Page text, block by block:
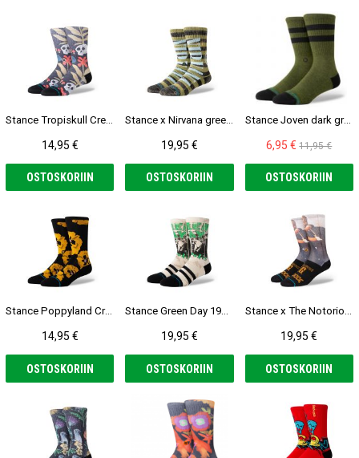
14,95 €
OSTOSKORIIN
19,95 €
OSTOSKORIIN
Stance Joven dark green Sukat
6,95 € 11,95 €
OSTOSKORIIN
Stance Poppyland Crew Sukat
14,95 €
OSTOSKORIIN
Stance Green Day 1994 Sukat
19,95 €
OSTOSKORIIN
Stance x The Notorious BIG The King of NY Sukat
19,95 €
OSTOSKORIIN